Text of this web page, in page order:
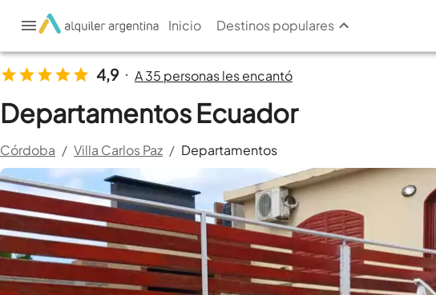
Inicio Destinos populares
4,9 • A 35 personas les encantó
Departamentos Ecuador
Córdoba / Villa Carlos Paz / Departamentos